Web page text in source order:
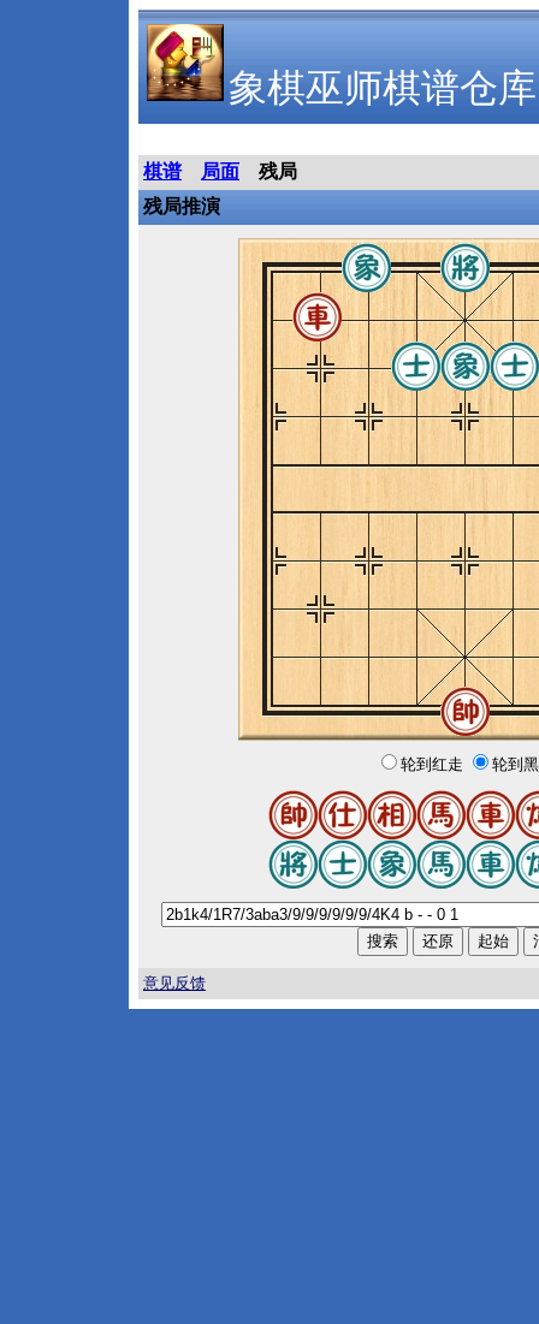
象棋巫师棋谱仓库
棋谱 局面
残局
残局推演
轮到红走 轮到
意见反馈